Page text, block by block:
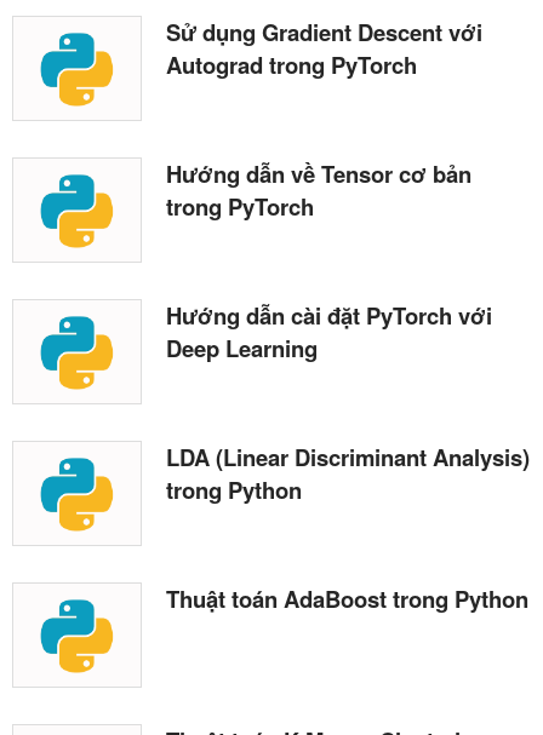
Sử dụng Gradient Descent với
Autograd trong PyTorch
Hướng dẫn về Tensor cơ bản
trong PyTorch
Hướng dẫn cài đặt PyTorch với
Deep Learning
LDA (Linear Discriminant Analysis)
trong Python
Thuật toán AdaBoost trong Python